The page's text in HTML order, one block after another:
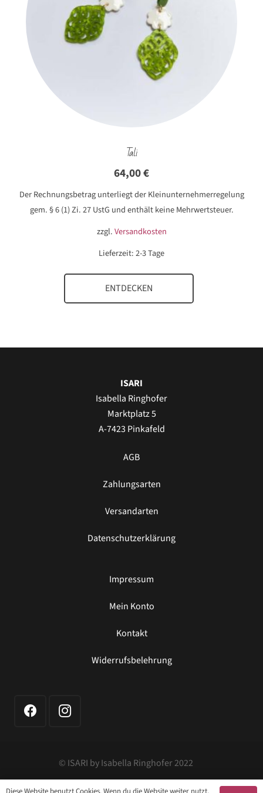
Tali
64,00€
Der Rechnungsbetrag unterliegt der Kleinunternehmerregelung
gem. § 6 (1) Zi. 27 UstG und enthält keine Mehrwertsteuer.
zzgl.Versandkosten
Lieferzeit:2-3 Tage
ENTDECKEN
ISARI
Isabella Ringhofer
Marktplatz 5
A-7423 Pinkafeld
AGB
Zahlungsarten
Versandarten
Datenschutzerklärung
Impressum
Mein Konto
Kontakt
Widerrufsbelehrung
© ISARI by Isabella Ringhofer 2022